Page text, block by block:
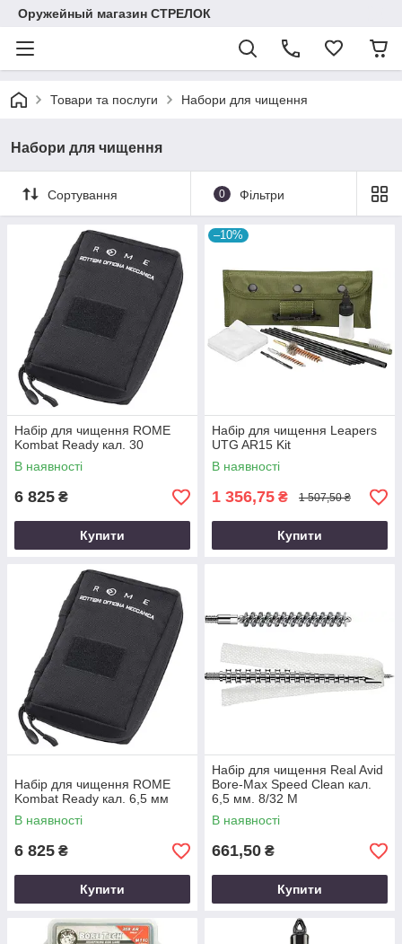
Оружейный магазин СТРЕЛОК
Товари та послуги Набори для чищення
Набори для чищення
Сортування 0 Фільтри
Набір для чищення ROME
Kombat Ready кал. 30
В наявності
6 825 ₴
Купити
–10%
Набір для чищення Leapers
UTG AR15 Kit
В наявності
1 356,75 ₴ 1 507,50 ₴
Купити
Набір для чищення ROME
Kombat Ready кал. 6,5 мм
В наявності
6 825 ₴
Купити
Набір для чищення Real Avid
Bore-Max Speed Clean кал.
6,5 мм. 8/32 M
В наявності
661,50 ₴
Купити